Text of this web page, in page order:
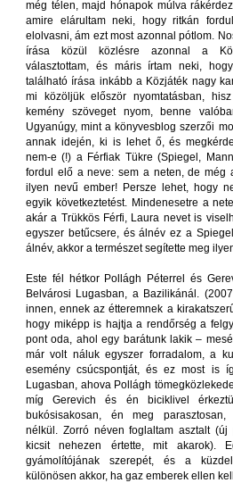
még télen, majd hónapok múlva
amire elárultam neki, hogy ritkán
elolvasni, ám ezt most azonnal pótlom.
írása közül közlésre azonnal a
választottam, és máris írtam neki,
található írása inkább a Közjáték nagy
mi közöljük először nyomtatásban,
kemény szöveget nyom, benne
Ugyanúgy, mint a könyvesblog szerzői
annak idején, ki is lehet ő, és
nem-e (!) a Férfiak Tükre (Spiegel,
fordul elő a neve: sem a neten, de még
ilyen nevű ember! Persze lehet, hogy
egyik következtetést. Mindenesetre a
akár a Trükkös Férfi, Laura nevet is
egyszer betűcsere, és álnév ez a
álnév, akkor a természet segítette meg
Este fél hétkor Pollágh Péterrel és
Belvárosi Lugasban, a Bazilikánál.
innen, ennek az étteremnek a
hogy miképp is hajtja a rendőrség a
pont oda, ahol egy barátunk lakik –
már volt náluk egyszer forradalom, a
esemény csúcspontját, és ez most is
Lugasban, ahova Pollágh
míg Gerevich és én biciklivel
bukósisakosan, én meg parasztosan,
nélkül. Zorró néven foglaltam asztalt
kicsit nehezen értette, mit akarok).
gyámolítójának szerepét, és a
különösen akkor, ha gaz emberek ellen